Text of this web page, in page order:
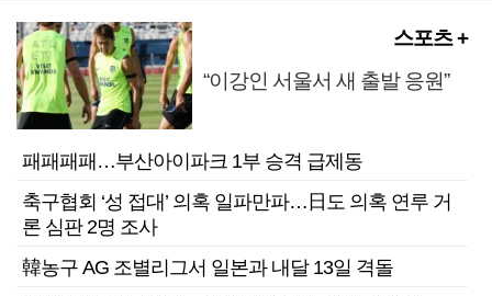
스포츠 +
“이강인 서울서 새 출발 응원”
패패패패…부산아이파크 1부 승격 급제동
축구협회 ‘성 접대’ 의혹 일파만파…日도 의혹 연루 거
론 심판 2명 조사
韓농구 AG 조별리그서 일본과 내달 13일 격돌